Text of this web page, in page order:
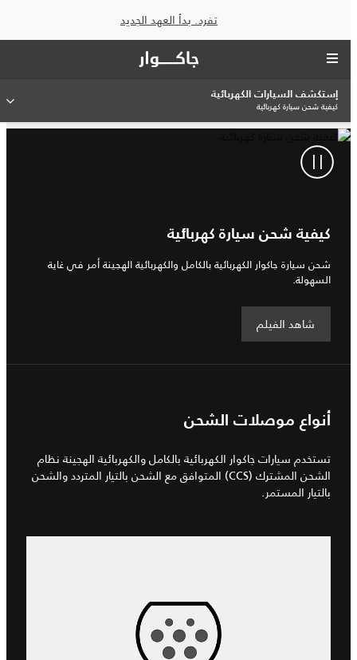
تفرد. بدأ العهد الجديد
إستكشف السيارات الكهربائية
كيفية شحن سيارة كهربائية
كيفية شحن سيارة كهربائية
شحن سيارة جاكوار الكهربائية بالكامل والكهربائية الهجينة أمر في غاية
السهولة.
شاهد الفيلم
أنواع موصلات الشحن
تستخدم سيارات جاكوار الكهربائية بالكامل والكهربائية الهجينة نظام
الشحن المشترك (CCS) المتوافق مع الشحن بالتيار المتردد والشحن
بالتيار المستمر.